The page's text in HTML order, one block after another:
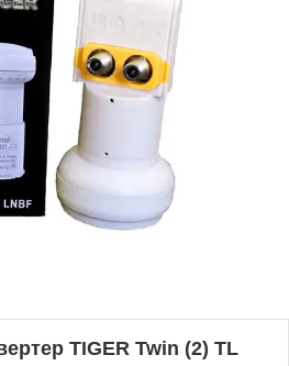
TIGER Twin (2) TL